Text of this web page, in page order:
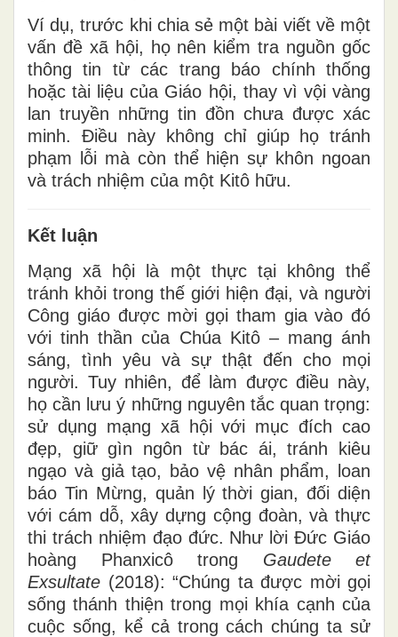
Ví dụ, trước khi chia sẻ một bài viết về một
vấn đề xã hội, họ nên kiểm tra nguồn gốc
thông tin từ các trang báo chính thống
hoặc tài liệu của Giáo hội, thay vì vội vàng
lan truyền những tin đồn chưa được xác
minh. Điều này không chỉ giúp họ tránh
phạm lỗi mà còn thể hiện sự khôn ngoan
và trách nhiệm của một Kitô hữu.
Kết luận
Mạng xã hội là một thực tại không thể
tránh khỏi trong thế giới hiện đại, và người
Công giáo được mời gọi tham gia vào đó
với tinh thần của Chúa Kitô – mang ánh
sáng, tình yêu và sự thật đến cho mọi
người. Tuy nhiên, để làm được điều này,
họ cần lưu ý những nguyên tắc quan trọng:
sử dụng mạng xã hội với mục đích cao
đẹp, giữ gìn ngôn từ bác ái, tránh kiêu
ngạo và giả tạo, bảo vệ nhân phẩm, loan
báo Tin Mừng, quản lý thời gian, đối diện
với cám dỗ, xây dựng cộng đoàn, và thực
thi trách nhiệm đạo đức. Như lời Đức Giáo
hoàng Phanxicô trong Gaudete et
Exsultate (2018): “Chúng ta được mời gọi
sống thánh thiện trong mọi khía cạnh của
cuộc sống, kể cả trong cách chúng ta sử